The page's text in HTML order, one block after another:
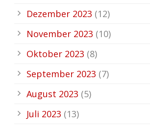
Dezember 2023 (12)
November 2023 (10)
Oktober 2023 (8)
September 2023 (7)
August 2023 (5)
Juli 2023 (13)